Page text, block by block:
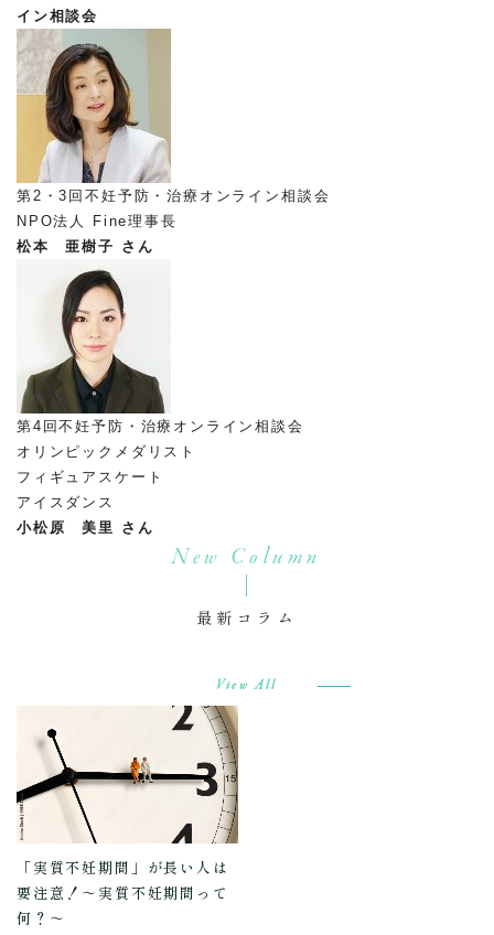
イン相談会
第2・3回不妊予防・治療オンライン相談会
NPO法人 Fine理事長
松本 亜樹子 さん
第4回不妊予防・治療オンライン相談会
オリンピックメダリスト
フィギュアスケート
アイスダンス
小松原 美里 さん
New Column
最新コラム
View All
「実質不妊期間」が長い人は
要注意！～実質不妊期間って
何？～